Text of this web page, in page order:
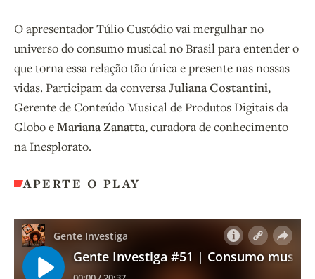
O apresentador Túlio Custódio vai mergulhar no
universo do consumo musical no Brasil para entender o
que torna essa relação tão única e presente nas nossas
vidas. Participam da conversaJuliana Costantini,
Gerente de Conteúdo Musical de Produtos Digitais da
Globo eMariana Zanatta, curadora de conhecimento
na Inesplorato.
APERTE O PLAY